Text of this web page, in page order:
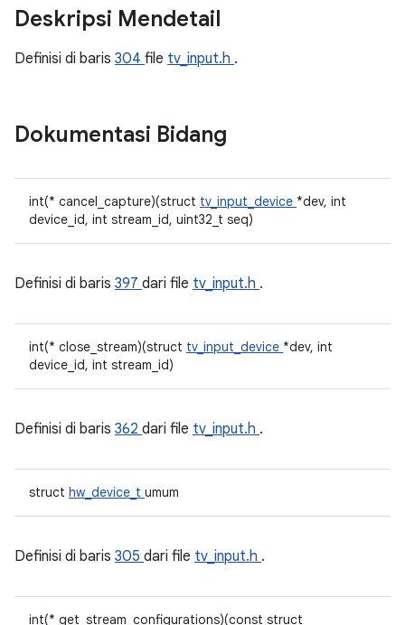
Deskripsi Mendetail
Definisi di baris 304 file tv_input.h .
Dokumentasi Bidang
int(* cancel_capture)(struct tv_input_device *dev, int
device_id, int stream_id, uint32_t seq)
Definisi di baris 397 dari file tv_input.h .
int(* close_stream)(struct tv_input_device *dev, int
device_id, int stream_id)
Definisi di baris 362 dari file tv_input.h .
struct hw_device_t umum
Definisi di baris 305 dari file tv_input.h .
int(* get_stream_configurations)(const struct